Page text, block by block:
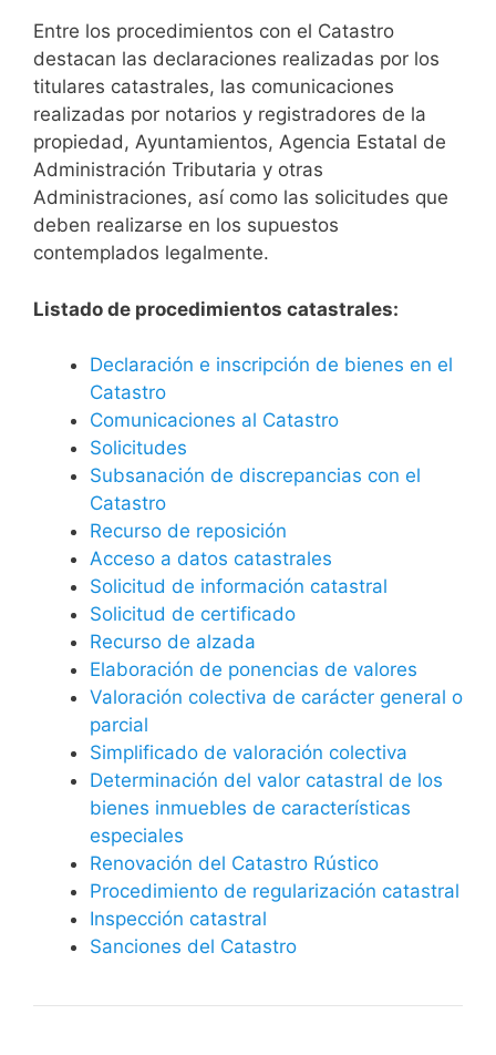
Entre los procedimientos con el Catastro
destacan las declaraciones realizadas por los
titulares catastrales, las comunicaciones
realizadas por notarios y registradores de la
propiedad, Ayuntamientos, Agencia Estatal de
Administración Tributaria y otras
Administraciones, así como las solicitudes que
deben realizarse en los supuestos
contemplados legalmente.
Listado de procedimientos catastrales:
Declaración e inscripción de bienes en el
Catastro
Comunicaciones al Catastro
Solicitudes
Subsanación de discrepancias con el
Catastro
Recurso de reposición
Acceso a datos catastrales
Solicitud de información catastral
Solicitud de certificado
Recurso de alzada
Elaboración de ponencias de valores
Valoración colectiva de carácter general o
parcial
Simplificado de valoración colectiva
Determinación del valor catastral de los
bienes inmuebles de características
especiales
Renovación del Catastro Rústico
Procedimiento de regularización catastral
Inspección catastral
Sanciones del Catastro